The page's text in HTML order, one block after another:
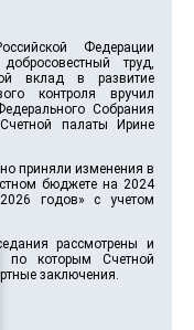
Федерации
труд,
вклад в развитие
контроля вручил
Собрания
палаты Ирине
приняли изменения в
бюджете на 2024
годов» с учетом
рассмотрены и
по которым Счетной
заключения.